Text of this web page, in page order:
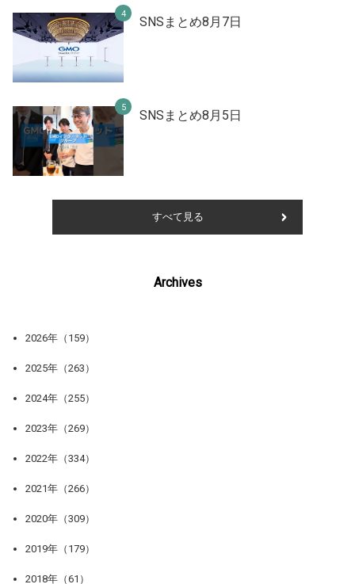
SNSまとめ8月7日
SNSまとめ8月5日
すべて見る
Archives
2026年（159）
2025年（263）
2024年（255）
2023年（269）
2022年（334）
2021年（266）
2020年（309）
2019年（179）
2018年（61）